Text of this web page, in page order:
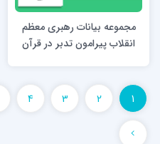
مجموعه بیانات رهبری معظم
انقلاب پیرامون تدبر در قرآن
1
2
3
4
»